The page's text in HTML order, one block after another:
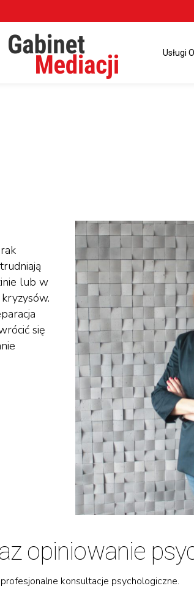
Usługi
lub w
się
opiniowanie
konsultacje psychologiczne.